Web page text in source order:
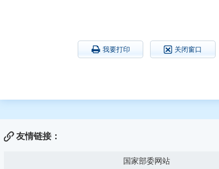
我要打印 关闭窗口
友情链接：
国家部委网站